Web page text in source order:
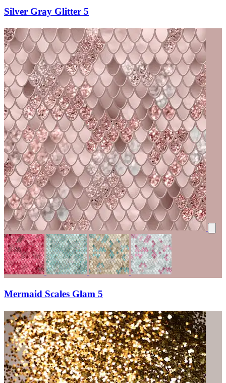
Silver Gray Glitter 5
Mermaid Scales Glam 5